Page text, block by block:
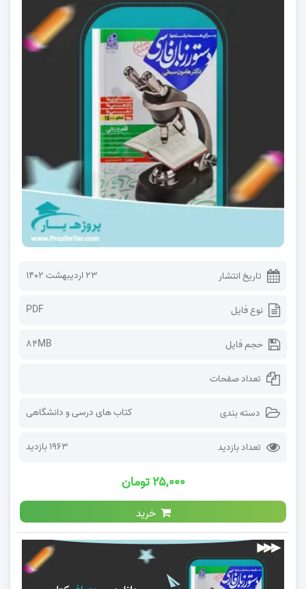
تاریخ انتشار ۲۳ اردیبهشت ۱۴۰۲
نوع فایل PDF
حجم فایل 84MB
تعداد صفحات
دسته بندی کتاب های درسی و دانشگاهی
تعداد بازدید 1963 بازدید
۲۵,۰۰۰ تومان
خرید